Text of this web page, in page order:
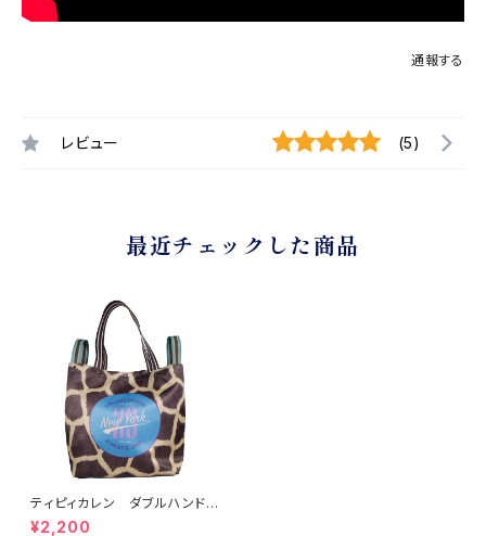
通報する
レビュー (5)
最近チェックした商品
ティピィカレン ダブルハンドル
ジラフビッグトートバッグ
¥2,200